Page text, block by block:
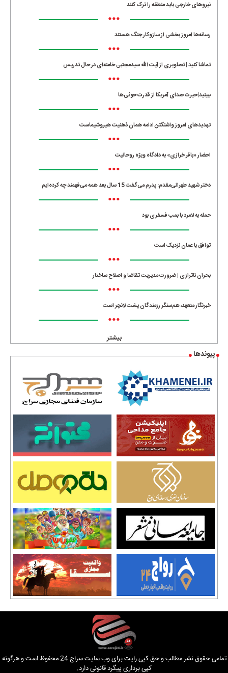
نیروهای خارجی باید منطقه را ترک کنند
•••
رسانه‌ها امروز بخشی از سازوکار جنگ هستند
•••
تماشا کنید | تصاویری از آیت الله سیدمجتبی خامنه‌ای در حال تدریس
•••
ببینید|حیرت صدای آمریکا از قدرت حوثی‌ها
•••
تهدیدهای امروز واشنگتن ادامه همان ذهنیت هیروشیماست
•••
احضار «باقر خرازی» به دادگاه ویژه روحانیت
•••
دختر شهید طهرانی‌مقدم: پدرم می‌گفت 15 سال بعد همه می‌فهمند چه کرده‌ایم
•••
حمله به لامرد با بمب فسفری بود
•••
توافق با عمان نزدیک است
•••
بحران ناترازی | ضرورت مدیریت تقاضا و اصلاح ساختار
•••
خبرنگار متعهد، هم‌سنگر رزمندگان پشت لانچر است
•••
بیشتر
پیوندها
تمامی حقوق نشر مطالب و حق کپی رایت برای وب سایت سراج 24 محفوظ است و هرگونه
کپی برداری پیگرد قانونی دارد.